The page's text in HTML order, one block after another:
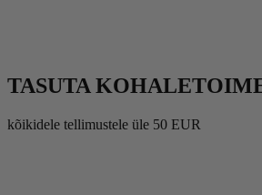
TASUTA
kõikidele tellimustele üle 50 EUR